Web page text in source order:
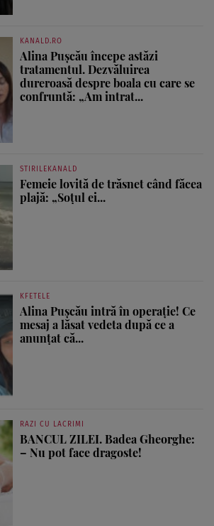
KANALD.RO
Alina Pușcău începe astăzi
tratamentul. Dezvăluirea
dureroasă despre boala cu care se
confruntă: „Am intrat...
STIRILEKANALD
Femeie lovită de trăsnet când făcea
plajă: „Soțul ei...
KFETELE
Alina Pușcău intră în operație! Ce
mesaj a lăsat vedeta după ce a
anunțat că...
RAZI CU LACRIMI
BANCUL ZILEI. Badea Gheorghe:
– Nu pot face dragoste!